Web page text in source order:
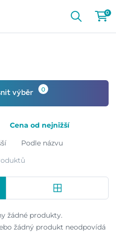
0
výběr 0
Cena od nejnižší
Podle názvu
žádné produkty.
žádný produkt neodpovídá